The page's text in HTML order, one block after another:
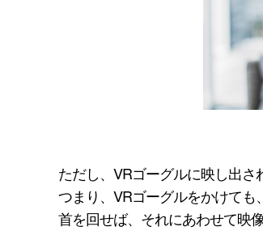
ただし、VRゴーグルに映し出さ
つまり、VRゴーグルをかけても
首を回せば、それにあわせて映